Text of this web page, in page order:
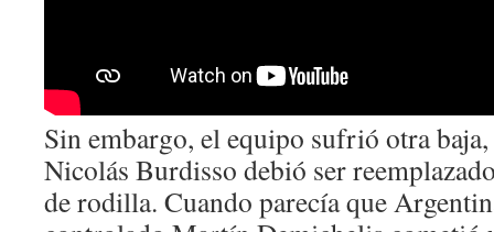
Sin embargo, el equipo sufrió otra baja,
Nicolás Burdisso debió ser
de rodilla. Cuando parecía que